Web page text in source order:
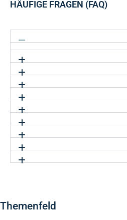
HÄUFIGE FRAGEN (FAQ)
Themenfeld